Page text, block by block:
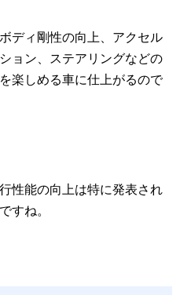
ディ剛性の向上、アクセル
ョン、ステアリングなどの
楽しめる車に仕上がるので
性能の向上は特に発表され
すね。